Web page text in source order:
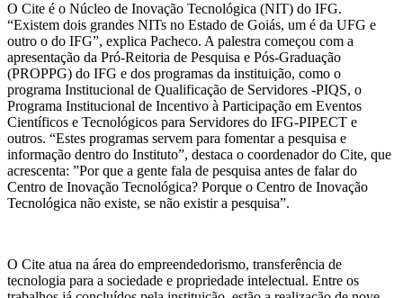
O Cite é o Núcleo de Inovação Tecnológica (NIT) do IFG.
“Existem dois grandes NITs no Estado de Goiás, um é da UFG e
outro o do IFG”, explica Pacheco. A palestra começou com a
apresentação da Pró-Reitoria de Pesquisa e Pós-Graduação
(PROPPG) do IFG e dos programas da instituição, como o
programa Institucional de Qualificação de Servidores -PIQS, o
Programa Institucional de Incentivo à Participação em Eventos
Científicos e Tecnológicos para Servidores do IFG-PIPECT e
outros. “Estes programas servem para fomentar a pesquisa e
informação dentro do Instituto”, destaca o coordenador do Cite, que
acrescenta: ”Por que a gente fala de pesquisa antes de falar do
Centro de Inovação Tecnológica? Porque o Centro de Inovação
Tecnológica não existe, se não existir a pesquisa”.
O Cite atua na área do empreendedorismo, transferência de
tecnologia para a sociedade e propriedade intelectual. Entre os